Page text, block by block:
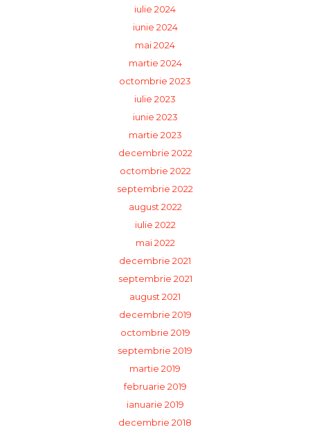
iulie 2024
iunie 2024
mai 2024
martie 2024
octombrie 2023
iulie 2023
iunie 2023
martie 2023
decembrie 2022
octombrie 2022
septembrie 2022
august 2022
iulie 2022
mai 2022
decembrie 2021
septembrie 2021
august 2021
decembrie 2019
octombrie 2019
septembrie 2019
martie 2019
februarie 2019
ianuarie 2019
decembrie 2018